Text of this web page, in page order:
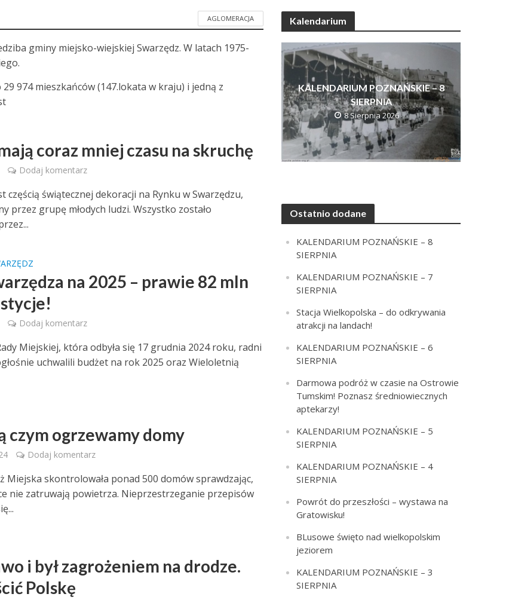
AGLOMERACJA
gminy miejsko-wiejskiej Swarzędz. W latach 1975-
974 mieszkańców (147.lokata w kraju) i jedną z
coraz mniej czasu na skruchę
Dodaj komentarz
częścią świątecznej dekoracji na Rynku w Swarzędzu,
przez grupę młodych ludzi. Wszystko zostało
na 2025 – prawie 82 mln
Dodaj komentarz
Miejskiej, która odbyła się 17 grudnia 2024 roku, radni
uchwalili budżet na rok 2025 oraz Wieloletnią
czym ogrzewamy domy
Dodaj komentarz
Miejska skontrolowała ponad 500 domów sprawdzając,
nie zatruwają powietrza. Nieprzestrzeganie przepisów
i był zagrożeniem na drodze.
Polskę
Kalendarium
KALENDARIUM POZNAŃSKIE – 8
SIERPNIA
8 Sierpnia 2026
Ostatnio dodane
KALENDARIUM POZNAŃSKIE – 8
SIERPNIA
KALENDARIUM POZNAŃSKIE – 7
SIERPNIA
Stacja Wielkopolska – do odkrywania
atrakcji na landach!
KALENDARIUM POZNAŃSKIE – 6
SIERPNIA
Darmowa podróż w czasie na Ostrowie
Tumskim! Poznasz średniowiecznych
aptekarzy!
KALENDARIUM POZNAŃSKIE – 5
SIERPNIA
KALENDARIUM POZNAŃSKIE – 4
SIERPNIA
Powrót do przeszłości – wystawa na
Gratowisku!
BLusowe święto nad wielkopolskim
jeziorem
KALENDARIUM POZNAŃSKIE – 3
SIERPNIA